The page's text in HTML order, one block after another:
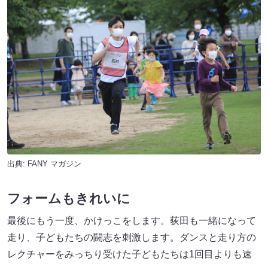
出典: FANY マガジン
フォームもきれいに
最後にもう一度、かけっこをします。荻田も一緒になって
走り、子どもたちの闘志を刺激します。ダンスと走り方の
レクチャーをみっちり受けた子どもたちは1回目よりも速